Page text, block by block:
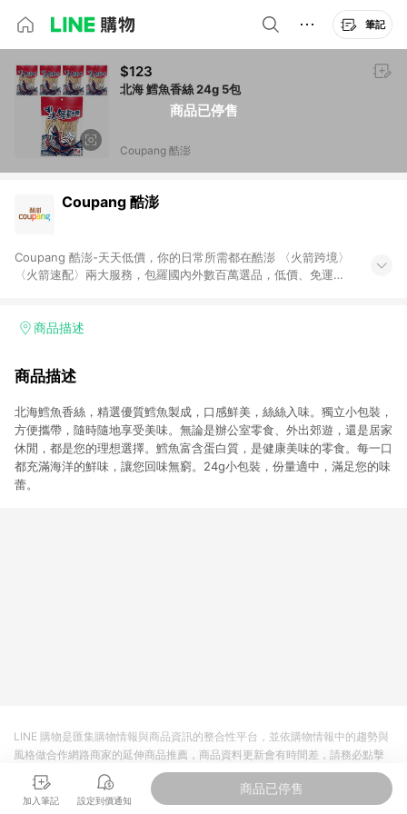
筆記
商品已停售
$123
北海 鱈魚香絲 24g 5包
Coupang 酷澎
Coupang 酷澎
Coupang 酷澎-天天低價，你的日常所需都在酷澎 〈火箭跨境〉
〈火箭速配〉兩大服務，包羅國內外數百萬選品，低價、免運，
加入WOW會員告別湊免運，火箭速配、火箭跨境優質選品不限金
商品描述
商品描述
北海鱈魚香絲，精選優質鱈魚製成，口感鮮美，絲絲入味。獨立小包裝，
方便攜帶，隨時隨地享受美味。無論是辦公室零食、外出郊遊，還是居家
休閒，都是您的理想選擇。鱈魚富含蛋白質，是健康美味的零食。每一口
都充滿海洋的鮮味，讓您回味無窮。24g小包裝，份量適中，滿足您的味
蕾。
加入筆記 設定到價通知
商品已停售
LINE 購物是匯集購物情報與商品資訊的整合性平台，並依購物情報中的趨勢與
風格做合作網路商家的延伸商品推薦，商品資料更新會有時間差，請務必點擊
商品至各合作網路商家，確認現售價與購物條件，一切資訊以合作廠商網頁為
準。